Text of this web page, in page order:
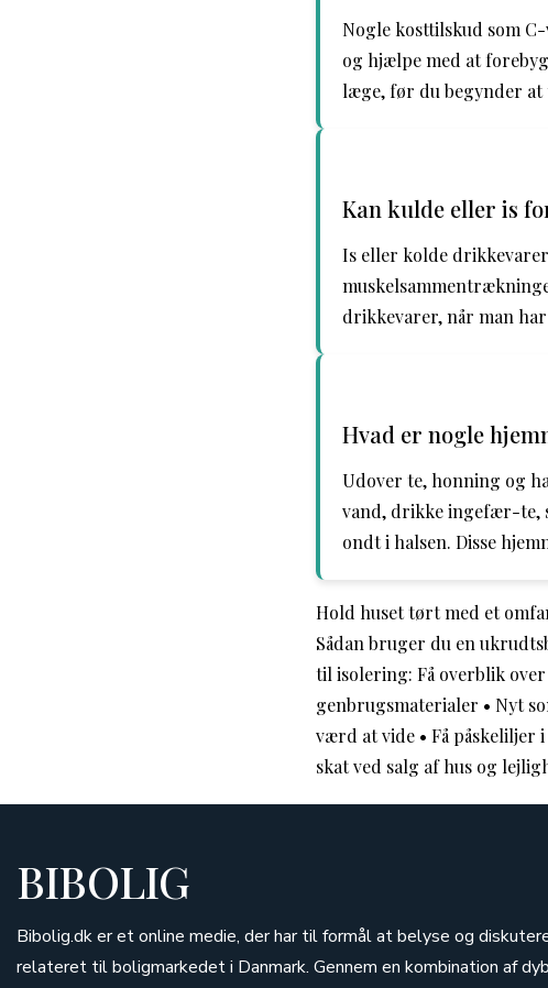
Nogle kosttilskud som
og hjælpe med at
læge, før du begynder at
Kan kulde eller is
Is eller kolde
drikkevarer, når man
Hvad er nogle
Udover te, honning og
vand, drikke ingefær-te,
ondt i halsen. Disse
Hold huset tørt med et
Sådan bruger du en
til isolering: Få overblik
genbrugsmaterialer • Nyt
værd at vide • Få påskeliljer
skat ved salg af hus og
BIBOLIG
Bibolig.dk er et online medie, der har til formål at belyse og
relateret til boligmarkedet i Danmark. Gennem en kombination af